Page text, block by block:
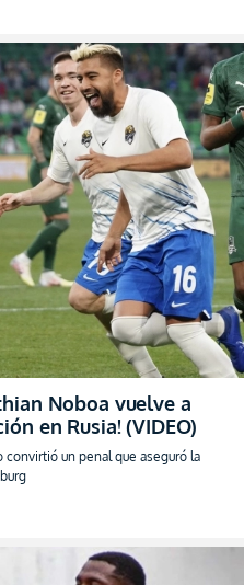
Noboa vuelve a
en Rusia! (VIDEO)
un penal que aseguró la